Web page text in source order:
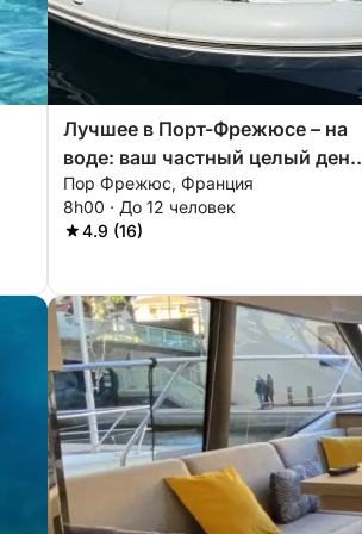
Лучшее в Порт-Фрежюсе – на
воде: ваш частный целый день
на моторной лодке.
Пор Фрежюс, Франция
8h00 · До 12 человек
4.9 (16)